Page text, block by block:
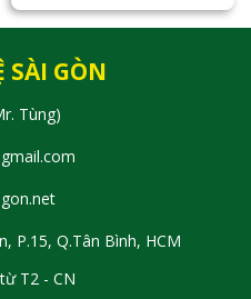
SÀI GÒN
Tùng)
P.15, Q.Tân Bình, HCM
T2 - CN